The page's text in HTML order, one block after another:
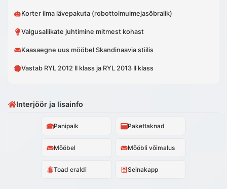
Korter ilma lävepakuta (robottolmuimejasõbralik)
Valgusallikate juhtimine mitmest kohast
Kaasaegne uus mööbel Skandinaavia stiilis
Vastab RYL 2012 II klass ja RYL 2013 II klass
Interjöör ja lisainfo
Panipaik Pakettaknad
Mööbel Mööbli võimalus
Toad eraldi Seinakapp